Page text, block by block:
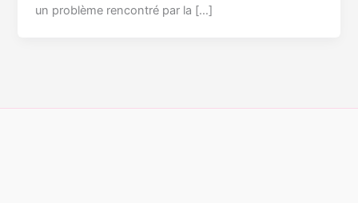
un problème rencontré par la […]